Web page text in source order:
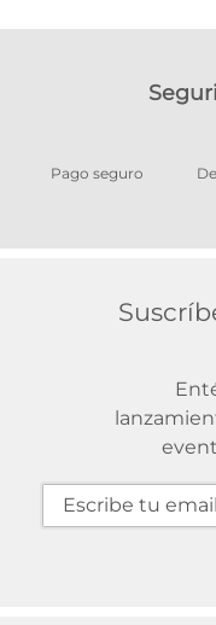
Pago seguro